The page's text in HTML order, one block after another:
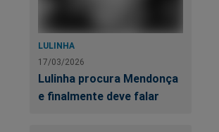
LULINHA
17/03/2026
Lulinha procura Mendonça
e finalmente deve falar